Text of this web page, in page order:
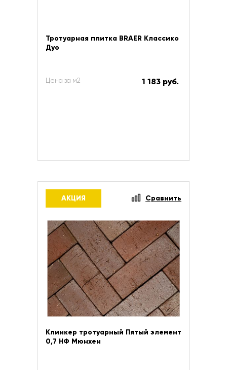
Тротуарная плитка BRAER Классико
Дуо
Цена за м2 1 183 руб.
АКЦИЯ Сравнить
Клинкер тротуарный Пятый элемент
0,7 НФ Мюнхен